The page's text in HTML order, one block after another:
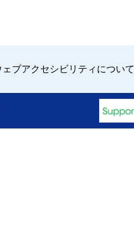
ェブアクセシビリティについて